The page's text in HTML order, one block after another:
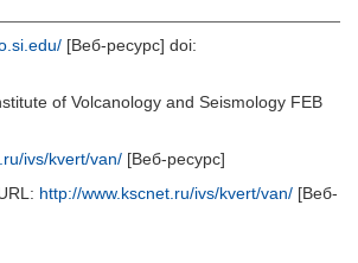
[Веб-ресурс] doi:
of Volcanology and Seismology FEB
ivs/kvert/van/ [Веб-ресурс]
http://www.kscnet.ru/ivs/kvert/van/ [Веб-